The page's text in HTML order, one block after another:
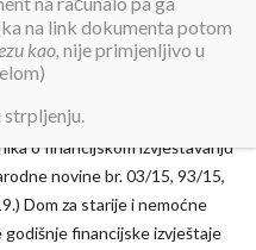
(Narodne novine br.
o financijskom izvještavanju
novine br. 03/15, 93/15,
Dom za starije i nemoćne
financijske izvještaje
na link dokumenta potom
kao, nije primjenljivo u
strpljenju.